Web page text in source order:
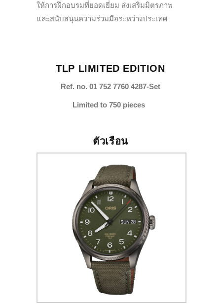
ให้การฝึกอบรมที่ยอดเยี่ยม ส่งเสริมมิตรภาพ
และสนับสนุนความร่วมมือระหว่างประเทศ
TLP LIMITED EDITION
Ref. no. 01 752 7760 4287-Set
Limited to 750 pieces
ตัวเรือน